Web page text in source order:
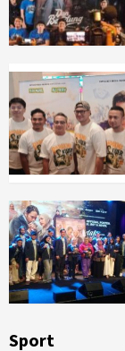
Sport